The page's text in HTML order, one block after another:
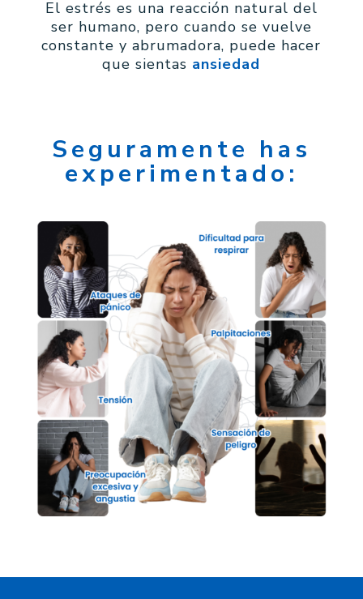
El estrés es una reacción natural del
ser humano, pero cuando se vuelve
constante y abrumadora, puede hacer
que sientas ansiedad
Seguramente has
experimentado: